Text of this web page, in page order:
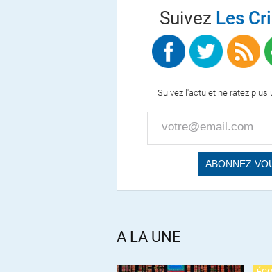
Suivez Les
Suivez l'actu et ne ratez plus
A LA UNE